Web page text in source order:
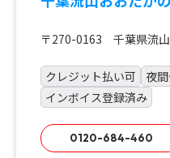
〒270-0163 千葉県流
クレジット払い可 夜
インボイス登録済み
0120-684-460